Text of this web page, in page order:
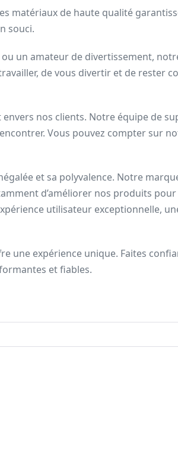
matériaux de haute qualité
souci.
un amateur de divertissement,
de vous divertir et de rester
nos clients. Notre équipe de
Vous pouvez compter sur
et sa polyvalence. Notre
d’améliorer nos produits
utilisateur exceptionnelle,
une expérience unique. Faites
et fiables.